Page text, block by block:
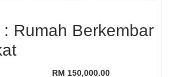
Rumah Berkembar
RM 150,000.00